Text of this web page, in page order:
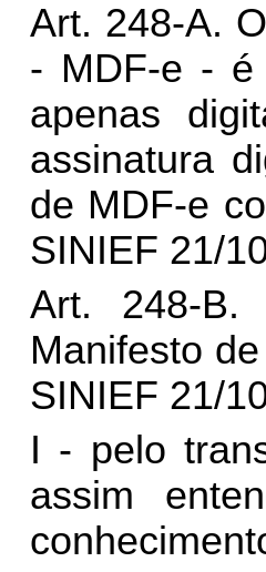
Art. 248-A.
- MDF-e - é
apenas
assinatura
de MDF-e
SINIEF 21/
Art. 248-B.
Manifesto
SINIEF 21/
I - pelo
assim